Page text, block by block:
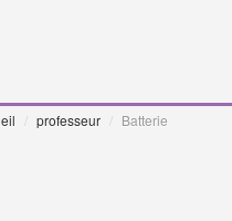
/ professeur / Batterie